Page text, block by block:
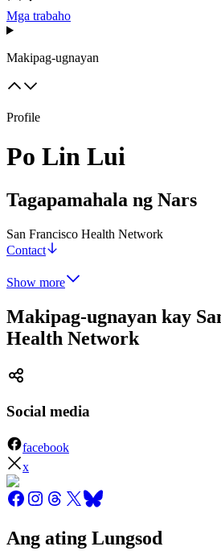
Mga trabaho
Makipag-ugnayan
Profile
Po Lin Lui
Tagapamahala ng Nars
San Francisco Health Network
Contact
Show more
Makipag-ugnayan kay
Health Network
Social media
facebook
x
Ang ating Lungsod